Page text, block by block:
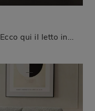
Vuoi ridefinire la zona notte? Ecco qui il letto in tessuto Urbano di Oggioni per spazi moderni.